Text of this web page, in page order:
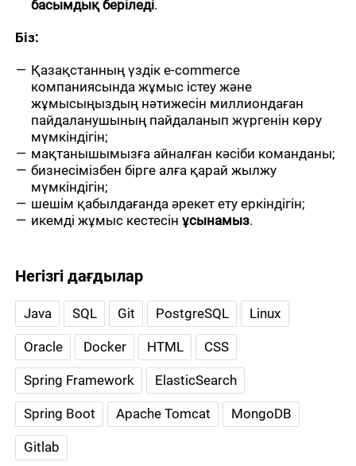
басымдық беріледі.
Біз:
Қазақстанның үздік e-commerce
компаниясында жұмыс істеу және
жұмысыңыздың нәтижесін миллиондаған
пайдаланушының пайдаланып жүргенін көру
мүмкіндігін;
мақтанышымызға айналған кәсіби команданы;
бизнесімізбен бірге алға қарай жылжу
мүмкіндігін;
шешім қабылдағанда әрекет ету еркіндігін;
икемді жұмыс кестесінұсынамыз.
Негізгі дағдылар
Java SQL Git PostgreSQL Linux
Oracle Docker HTML CSS
Spring Framework ElasticSearch
Spring Boot Apache Tomcat MongoDB
Gitlab